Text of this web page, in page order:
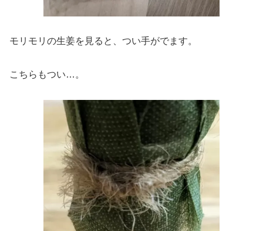
モリモリの生姜を見ると、つい手がでます。
こちらもつい…。